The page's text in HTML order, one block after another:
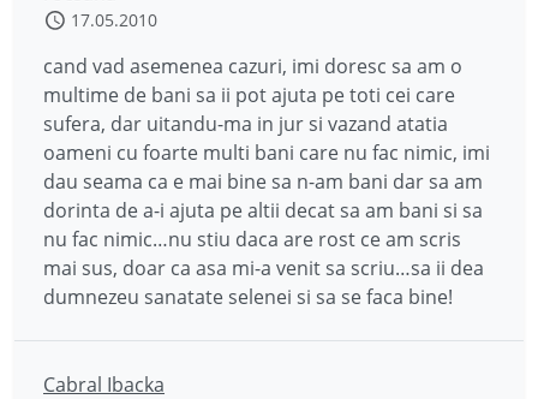
17.05.2010
cand vad asemenea cazuri, imi doresc sa am o
multime de bani sa ii pot ajuta pe toti cei care
sufera, dar uitandu-ma in jur si vazand atatia
oameni cu foarte multi bani care nu fac nimic, imi
dau seama ca e mai bine sa n-am bani dar sa am
dorinta de a-i ajuta pe altii decat sa am bani si sa
nu fac nimic…nu stiu daca are rost ce am scris
mai sus, doar ca asa mi-a venit sa scriu…sa ii dea
dumnezeu sanatate selenei si sa se faca bine!
Cabral Ibacka